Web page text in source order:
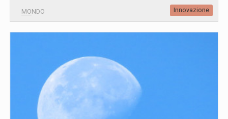
MONDO Innovazione